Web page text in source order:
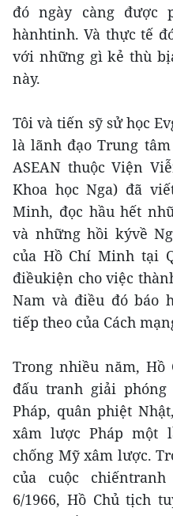
đó ngày càng được
hànhtinh. Và thực tế
với những gì kẻ thù
này.
Tôi và tiến sỹ sử học
là lãnh đạo Trung
ASEAN thuộc Viện
Khoa học Nga) đã
Minh, đọc hầu hết
và những hồi kývề
của Hồ Chí Minh tại
điềukiện cho việc
Nam và điều đó báo
tiếp theo của Cách
Trong nhiều năm, Hồ
đấu tranh giải
Pháp, quân phiệt
xâm lược Pháp một
chống Mỹ xâm lược.
của cuộc
6/1966, Hồ Chủ tịch